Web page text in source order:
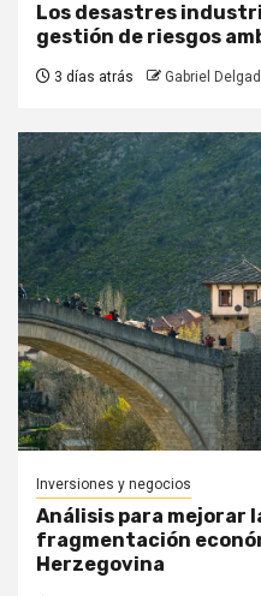
Los desastres
gestión de riesgos
3 días atrás Gabriel
Inversiones y negocios
Análisis para mejorar
fragmentación
Herzegovina